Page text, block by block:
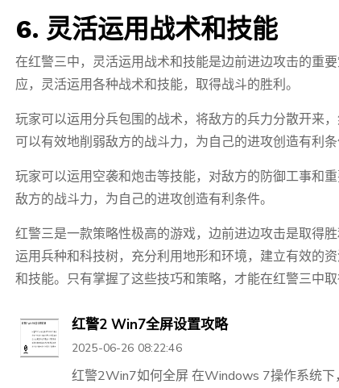
6. 灵活运用战术和技能
在红警三中，灵活运用战术和技能是边前进边攻击的重
应，灵活运用各种战术和技能，取得战斗的胜利。
玩家可以运用分兵包围的战术，将敌方的兵力分散开来
可以有效地削弱敌方的战斗力，为自己的进攻创造有利
玩家可以运用空袭和炮击等技能，对敌方的防御工事和
敌方的战斗力，为自己的进攻创造有利条件。
红警三是一款策略性极高的游戏，边前进边攻击是取得
运用兵种和科技树，充分利用地形和环境，建立有效的
和技能。只有掌握了这些技巧和策略，才能在红警三中
红警2 Win7全屏设置攻略
2025-06-26 08:22:46
红警2Win7如何全屏 在Windows 7操作系统